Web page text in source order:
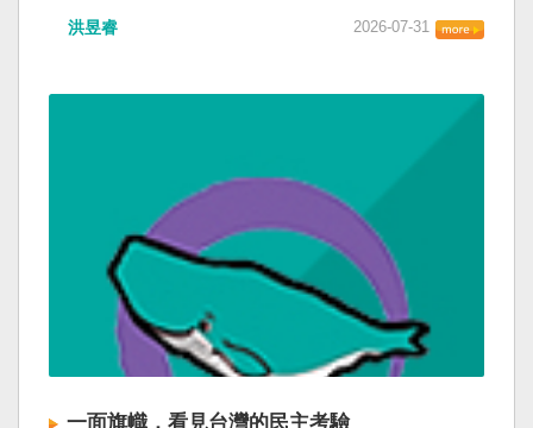
洪昱睿 2026-07-31
一面旗幟，看見台灣的民主考驗